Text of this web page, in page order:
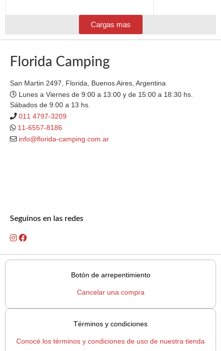
Cargas mas
Florida Camping
San Martin 2497, Florida, Buenos Aires, Argentina
Lunes a Viernes de 9:00 a 13:00 y de 15:00 a 18:30 hs.
Sábados de 9:00 a 13 hs.
011 4797-3209
11-6557-8186
info@florida-camping.com.ar
Seguinos en las redes
Botón de arrepentimiento
Cancelar una compra
Términos y condiciones
Conocé los términos y condiciones de uso de nuestra tienda